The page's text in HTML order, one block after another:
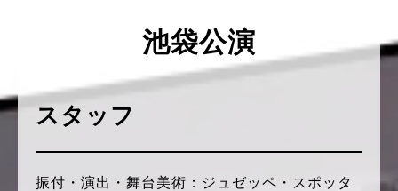
池袋公演
スタッフ
振付・演出・舞台美術：ジュゼッペ・スポッタ